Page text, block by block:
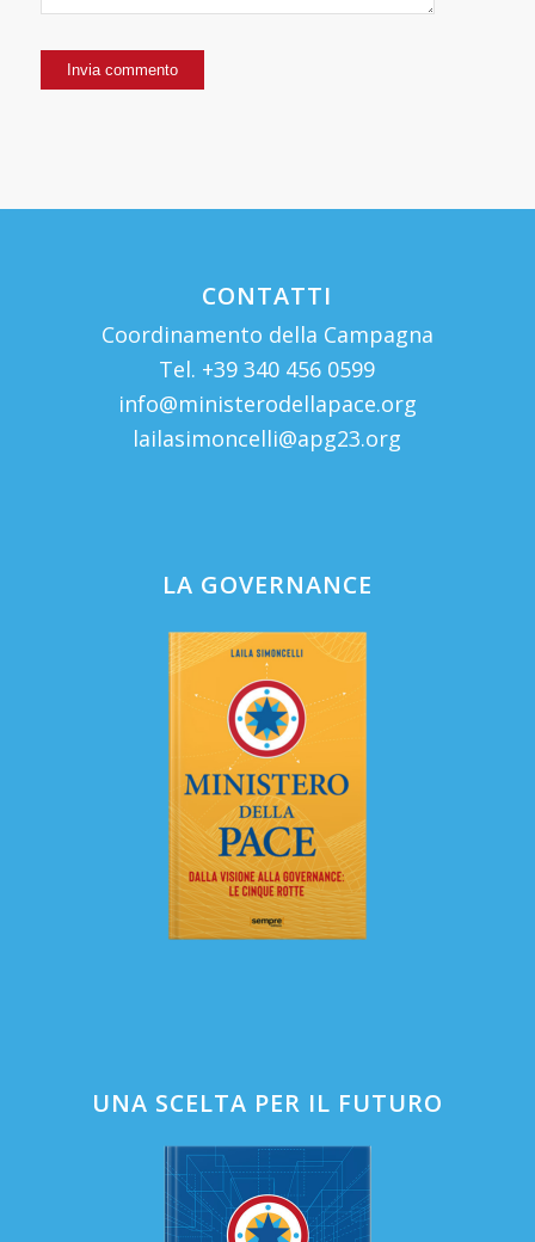
CONTATTI
Coordinamento della Campagna
Tel. +39 340 456 0599
info@ministerodellapace.org
lailasimoncelli@apg23.org
LA GOVERNANCE
UNA SCELTA PER IL FUTURO